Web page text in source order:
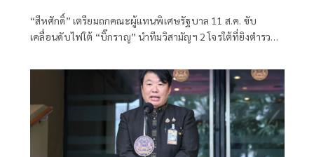
“สีหศักดิ์”​ เตรียมถกคณะผู้แทน​พิเศษรัฐบาล​ 11 ส.ค. ขับ
เคลื่อนดับไฟใต้​ “บิ๊กราญ” นำทีมวิสามัญฯ 2 โจรใต้ที่ยิงตำรวจ